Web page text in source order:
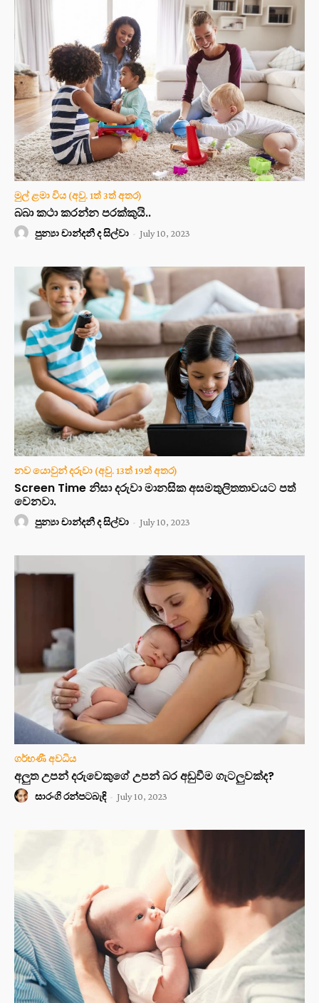
මුල් ළමා විය (අවු. 1ත් 3ත් අතර)
බබා කථා කරන්න පරක්කුයි..
පුන්‍යා චාන්දනී ද සිල්වා - July 10, 2023
නව යොවුන් දරුවා (අවු. 13ත් 19ත් අතර)
Screen Time නිසා දරුවා මානසික අසමතුලිතතාවයට පත්
වෙනවා.
පුන්‍යා චාන්දනී ද සිල්වා - July 10, 2023
ගර්භණී අවධිය
අලුත උපන් දරුවෙකුගේ උපන් බර අඩුවීම ගැටලුවක්ද?
සාරංගි රන්පටබැඳි - July 10, 2023